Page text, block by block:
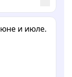
и июле.